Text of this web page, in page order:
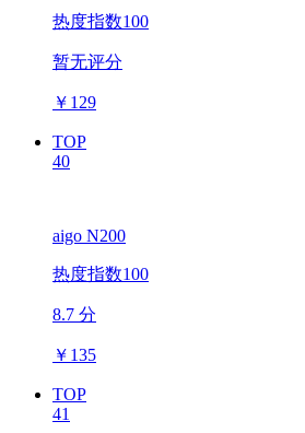
热度指数100
暂无评分
￥ 129
TOP
40
aigo N200
热度指数100
8.7 分
￥ 135
TOP
41